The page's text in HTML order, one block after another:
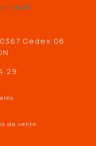
Cedex 06
29
de vente